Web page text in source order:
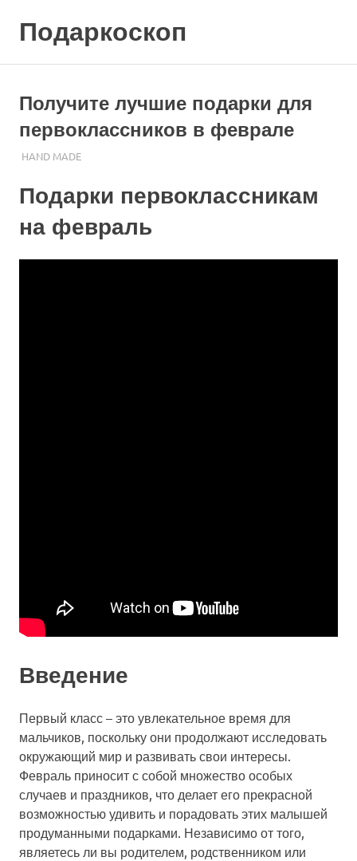
Подаркоскоп
подарить
Получите лучшие подарки для
первоклассников в феврале
13.10.2023
ПОДАРЧЕК
HAND MADE
Подарки первоклассникам
на февраль
Введение
Первый класс – это увлекательное время для
мальчиков, поскольку они продолжают исследовать
окружающий мир и развивать свои интересы.
Февраль приносит с собой множество особых
случаев и праздников, что делает его прекрасной
возможностью удивить и порадовать этих малышей
продуманными подарками. Независимо от того,
являетесь ли вы родителем, родственником или